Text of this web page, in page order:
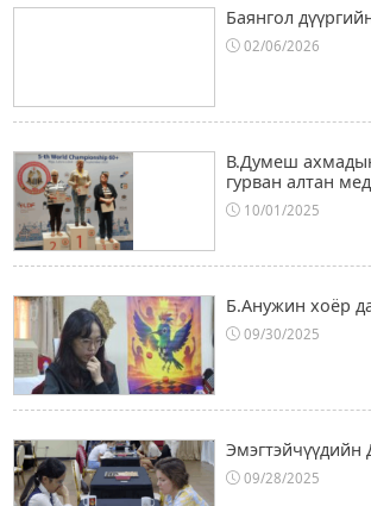
Баянгол
02/06/2026
В.Думеш
гурван алтан
10/01/2025
Б.Анужин хоёр
09/30/2025
Эмэгтэйчүүдийн
09/28/2025